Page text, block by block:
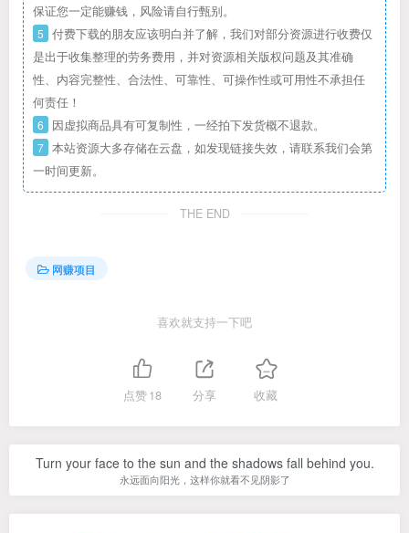
保证您一定能赚钱，风险请自行甄别。
5 付费下载的朋友应该明白并了解，我们对部分资源进行收费仅
是出于收集整理的劳务费用，并对资源相关版权问题及其准确
性、内容完整性、合法性、可靠性、可操作性或可用性不承担任
何责任！
6 因虚拟商品具有可复制性，一经拍下发货概不退款。
7 本站资源大多存储在云盘，如发现链接失效，请联系我们会第
一时间更新。
THE END
网赚项目
喜欢就支持一下吧
点赞18 分享 收藏
Turn your face to the sun and the shadows fall behind you.
永远面向阳光，这样你就看不见阴影了